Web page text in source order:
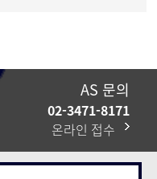
AS 문의
02-3471-8171
온라인 접수